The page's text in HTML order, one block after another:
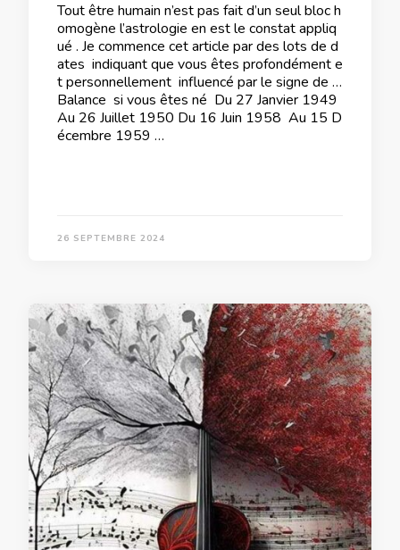
Tout être humain n’est pas fait d’un seul bloc h
omogène l’astrologie en est le constat appliq
ué . Je commence cet article par des lots de d
ates indiquant que vous êtes profondément e
t personnellement influencé par le signe de la
Balance si vous êtes né Du 27 Janvier 1949
Au 26 Juillet 1950 Du 16 Juin 1958 Au 15 D
écembre 1959 …
26 SEPTEMBRE 2024